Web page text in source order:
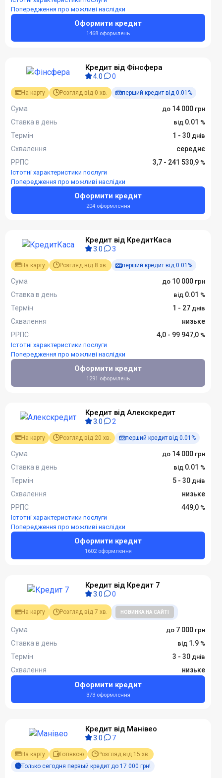
Попередження про можливі наслідки
Оформити кредит
1468 оформлень
Кредит від Фінсфера
4.0 0
На карту Розгляд від 0 хв. перший кредит від 0.01%
Сума
14 000
Ставка в день
0.01
Термін
1 - 30
Схвалення
середнє
РРПС
3,7 - 241 530,9
Істотні характеристики послуги
Попередження про можливі наслідки
Оформити кредит
204 оформлення
Кредит від КредитКаса
3.0 3
На карту Розгляд від 8 хв. перший кредит від 0.01%
Сума
10 000
Ставка в день
0.01
Термін
1 - 27
Схвалення
низьке
РРПС
4,0 - 99 947,0
Істотні характеристики послуги
Попередження про можливі наслідки
Оформити кредит
1291 оформлень
Кредит від Алекскредит
3.0 2
На карту Розгляд від 20 хв. перший кредит від 0.01%
Сума
14 000
Ставка в день
0.01
Термін
5 - 30
Схвалення
низьке
РРПС
449,0
Істотні характеристики послуги
Попередження про можливі наслідки
Оформити кредит
1602 оформлення
Кредит від Кредит 7
3.0 0
На карту Розгляд від 7 хв. НОВИНКА НА САЙТІ
Сума
7 000
Ставка в день
1.9
Термін
3 - 30
Схвалення
низьке
Оформити кредит
373 оформлення
Кредит від Манівео
3.0 7
На карту Готівкою
Розгляд від 15 хв.
Только сегодня первый кредит до 17 000 грн!